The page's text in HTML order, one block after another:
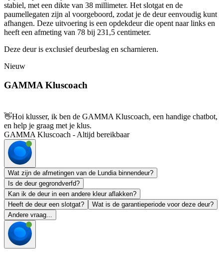
stabiel, met een dikte van 38 millimeter. Het slotgat en de
paumellegaten zijn al voorgeboord, zodat je de deur eenvoudig kunt
afhangen. Deze uitvoering is een opdekdeur die opent naar links en
heeft een afmeting van 78 bij 231,5 centimeter.
Deze deur is exclusief deurbeslag en scharnieren.
Nieuw
GAMMA Kluscoach
👋Hoi klusser, ik ben de GAMMA Kluscoach, een handige chatbot,
en help je graag met je klus.
GAMMA Kluscoach - Altijd bereikbaar
Wat zijn de afmetingen van de Lundia binnendeur?
Is de deur gegrondverfd?
Kan ik de deur in een andere kleur aflakken?
Heeft de deur een slotgat?
Wat is de garantieperiode voor deze deur?
Andere vraag...